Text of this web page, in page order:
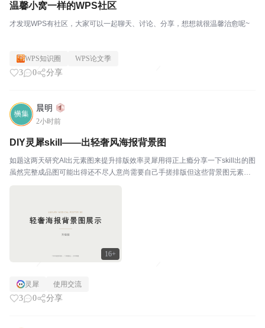
温馨小窝一样的WPS社区
才发现WPS有社区，大家可以一起聊天、讨论、分享，想想就很温馨治愈呢~
WPS知识圈 WPS论文季
3 0 分享
晨明
2小时前
16+
DIY灵犀skill——出轻奢风海报背景图
如题这两天研究AI出元素图来提升排版效率灵犀用得正上瘾分享一下skill出的图
虽然完整成品图可能出得还不尽人意尚需要自己手搓排版但这些背景图元素还
灵犀 使用交流
3 0 分享